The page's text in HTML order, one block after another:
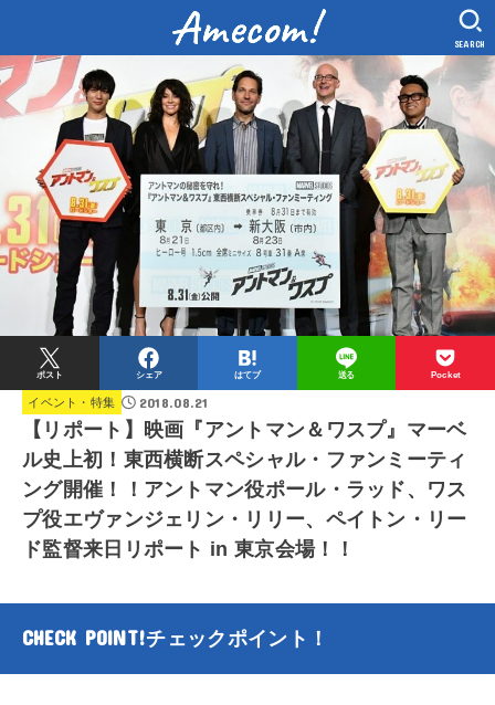
SEARCH
ポスト シェア はてブ 送る Pocket
イベント・特集 2018.08.21
【リポート】映画『アントマン＆ワスプ』マーベ
ル史上初！東西横断スペシャル・ファンミーティ
ング開催！！アントマン役ポール・ラッド、ワス
プ役エヴァンジェリン・リリー、ペイトン・リー
ド監督来日リポート in 東京会場！！
CHECK POINT!チェックポイント！